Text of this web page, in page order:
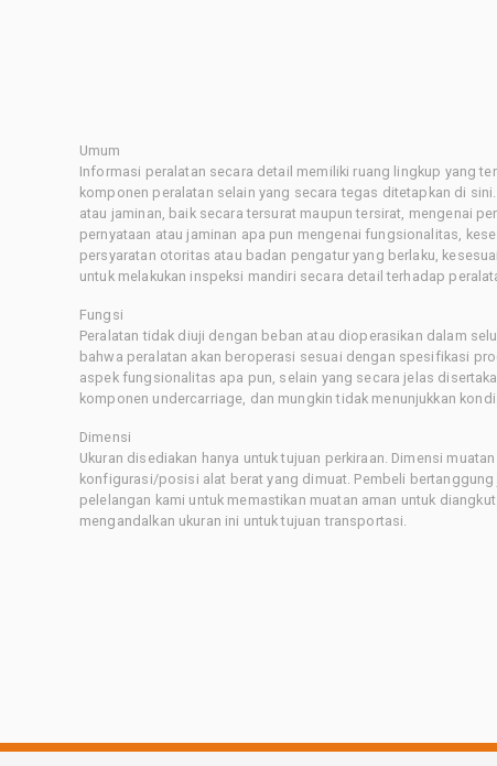
Umum
Informasi peralatan secara detail memiliki ruang lingkup yang
komponen peralatan selain yang secara tegas ditetapkan di
atau jaminan, baik secara tersurat maupun tersirat, mengenai
pernyataan atau jaminan apa pun mengenai fungsionalitas,
persyaratan otoritas atau badan pengatur yang berlaku,
untuk melakukan inspeksi mandiri secara detail terhadap
Fungsi
Peralatan tidak diuji dengan beban atau dioperasikan dalam
bahwa peralatan akan beroperasi sesuai dengan spesifikasi
aspek fungsionalitas apa pun, selain yang secara jelas
komponen undercarriage, dan mungkin tidak menunjukkan
Dimensi
Ukuran disediakan hanya untuk tujuan perkiraan. Dimensi
konfigurasi/posisi alat berat yang dimuat. Pembeli
pelelangan kami untuk memastikan muatan aman untuk
mengandalkan ukuran ini untuk tujuan transportasi.